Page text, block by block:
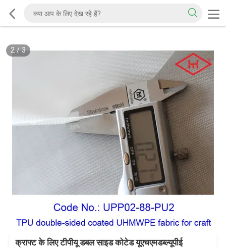
2/3
क्राफ्ट के लिए टीपीयू डबल साइड कोटेड यूएचएमडब्ल्यूपीई